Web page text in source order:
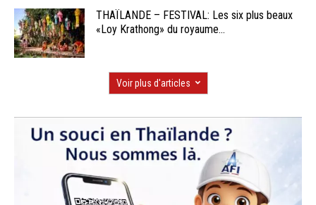
THAÏLANDE – FESTIVAL: Les six plus beaux
«Loy Krathong» du royaume...
Voir plus d'articles